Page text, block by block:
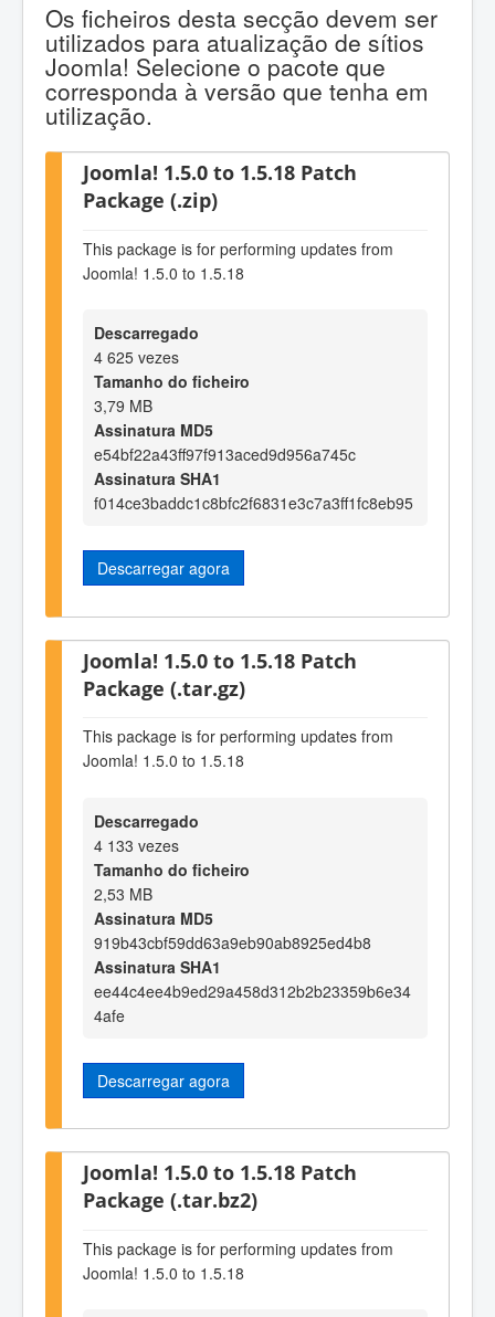
Os ficheiros desta secção devem ser
utilizados para atualização de sítios
Joomla! Selecione o pacote que
corresponda à versão que tenha em
utilização.
Joomla! 1.5.0 to 1.5.18 Patch
Package (.zip)
This package is for performing updates from
Joomla! 1.5.0 to 1.5.18
Descarregado
4 625 vezes
Tamanho do ficheiro
3,79 MB
Assinatura MD5
e54bf22a43ff97f913aced9d956a745c
Assinatura SHA1
f014ce3baddc1c8bfc2f6831e3c7a3ff1fc8eb95
Descarregar agora
Joomla! 1.5.0 to 1.5.18 Patch
Package (.tar.gz)
This package is for performing updates from
Joomla! 1.5.0 to 1.5.18
Descarregado
4 133 vezes
Tamanho do ficheiro
2,53 MB
Assinatura MD5
919b43cbf59dd63a9eb90ab8925ed4b8
Assinatura SHA1
ee44c4ee4b9ed29a458d312b2b23359b6e34
4afe
Descarregar agora
Joomla! 1.5.0 to 1.5.18 Patch
Package (.tar.bz2)
This package is for performing updates from
Joomla! 1.5.0 to 1.5.18